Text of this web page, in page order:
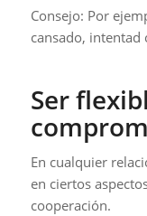
Consejo: Por
cansado, intentad
Ser
En cualquier
en ciertos
cooperación.